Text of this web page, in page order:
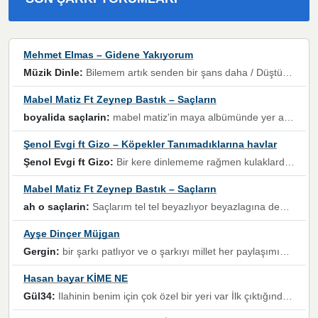
Mehmet Elmas – Gidene Yakıyorum
Müzik Dinle: Bilemem artık senden bir şans daha / Düştüğün zaman ben olmayacağım yanında” dizeleri, artık geçmişin tekrarına izin verilmeyeceğini, kişisel sınırların çizildiğini gösteriyor.
Mabel Matiz Ft Zeynep Bastık – Saçların
boyalida saçlarin: mabel matiz'in maya albümünde yer alan güzellerden. parça da şarkı hani! müzikal altyapısına vurulduğum, sözlerinde kaybolduğum bir parça olmuş.
Şenol Evgi ft Gizo – Köpekler Tanımadıklarına havlar
Şenol Evgi ft Gizo: Bir kere dinlememe rağmen kulaklardan gitmiyor sen sen sen sen kurban ol sen sen sen sen hayran ol yükses ses müzik dinleme sebebisiniz canlar bomba gibi patladınız maşallah
Mabel Matiz Ft Zeynep Bastık – Saçların
ah o saçlarin: Saçlarım tel tel beyazlıyor beyazlagına degil yanımda sen yoksun ona üzülüyorum günler bir bir geçiyor geçen günlere değil sensiz geçen günlere darılıyorum,Dinledikce asla kavusamayacagim ama asla unutamicagim sevdiğim adam için yanar içim
Ayşe Dinçer Müjgan
Gergin: bir şarkı patlıyor ve o şarkıyı millet her paylaşımın altına koyuyor ve öyle bir durum hal alıyor ki şarkıyı dinlemeden şarkıdan bikıyorsun Ama bu enteresan bir şekilde dillere dolanıyor millet olarak seviyoruz dertlerle boğuşurken bir yandan da göbek atmayi))) diyeceklerim bu kadar güzel hoş bir sayfa emeğinize sağlık arkadaşlar kolay gelsin
Hasan bayar KİME NE
Gül34: Ilahinin benim için çok özel bir yeri var İlk çıktığında komşum ne kadar yüksek sesle dinliyorsa orada duymuştum ve YouTube'dan aratıp Bu ilahiyi bulmuştum ve sonra müdavimi oldum günlük Ben de 3-5 kere dinleyip ezberleyip artık ilahiye bende eşlik ediyorum yüksek sesle Allah razı olsun hizmet nimettir Rabbim sizin zahmetlerinize de hayırlı nimetler versin Selam ve dua ile Allah'a emanet olun